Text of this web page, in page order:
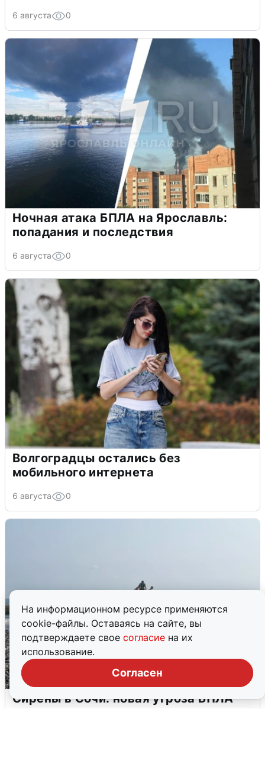
На информационном ресурсе применяются
cookie-файлы. Оставаясь на сайте, вы
подтверждаете свое согласие на их
использование.
Согласен
6 августа 0
Ночная атака БПЛА на Ярославль:
попадания и последствия
6 августа 0
Волгоградцы остались без
мобильного интернета
6 августа 0
Сирены в Сочи: новая угроза БПЛА